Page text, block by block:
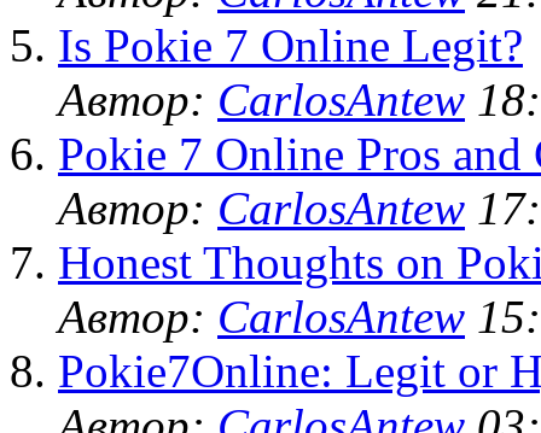
Is Pokie 7 Online Legit?
Автор: CarlosAntew
Pokie 7 Online Pros and
Автор: CarlosAntew
Honest Thoughts on
Автор: CarlosAntew
Pokie7Online: Legit or